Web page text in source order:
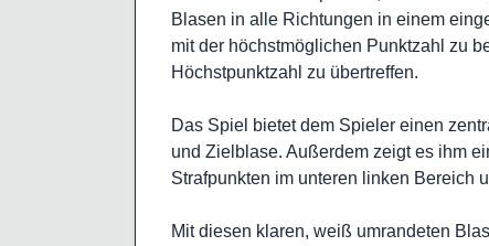
Blasen in alle Richtungen in einem
mit der höchstmöglichen Punktzahl zu
Höchstpunktzahl zu übertreffen.
Das Spiel bietet dem Spieler einen
und Zielblase. Außerdem zeigt es ihm
Strafpunkten im unteren linken Bereich
Mit diesen klaren, weiß umrandeten